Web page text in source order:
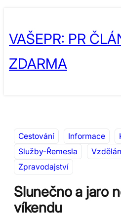
obsah
content
VAŠEPR: PR
ZDARMA
Cestování Informace
Služby-Řemesla
Zpravodajství
Slunečno a jaro
víkendu